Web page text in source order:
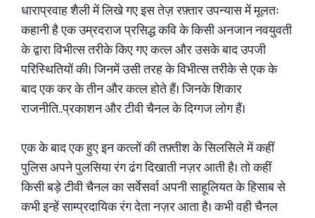
धाराप्रवाह शैली में लिखे गए इस तेज़ रफ़्तार उपन्यास में मूलतः
कहानी है एक उम्रदराज प्रसिद्ध कवि के किसी अनजान नवयुवती
के द्वारा विभीत्स तरीके किए गए कत्ल और उसके बाद उपजी
परिस्थितियों की। जिनमें उसी तरह के विभीत्स तरीके से एक के
बाद एक कर के तीन और कत्ल होते हैं। जिनके शिकार
राजनीति..प्रकाशन और टीवी चैनल के दिग्गज लोग हैं।
एक के बाद एक हुए इन कत्लों की तफ़्तीश के सिलसिले में कहीं
पुलिस अपने पुलसिया रंग ढंग दिखाती नज़र आती है। तो कहीं
किसी बड़े टीवी चैनल का सर्वेसर्वा अपनी साहूलियत के हिसाब से
कभी इन्हें साम्प्रदायिक रंग देता नज़र आता है। कभी वही चैनल